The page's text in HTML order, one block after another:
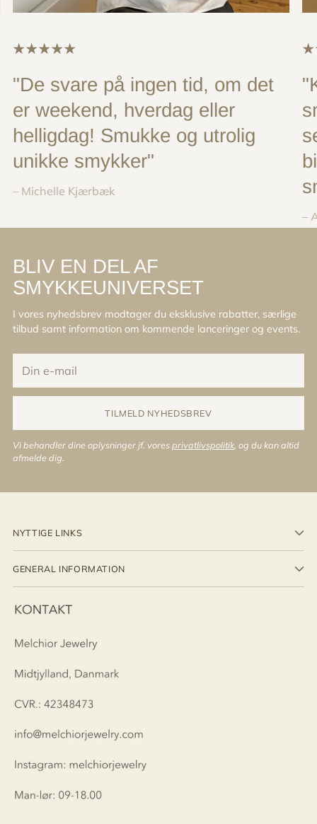
"De svare på ingen tid, om det
er weekend, hverdag eller
helligdag! Smukke og utrolig
unikke smykker"
– Michelle Kjærbæk
–
BLIV EN DEL AF
SMYKKEUNIVERSET
I vores nyhedsbrev modtager du eksklusive rabatter, særlige
tilbud samt information om kommende lanceringer og events.
e-
mail
TILMELD NYHEDSBREV
Vi behandler dine oplysninger jf. voresprivatlivspolitik , og du kan altid
afmelde dig.
NYTTIGE LINKS
GENERAL INFORMATION